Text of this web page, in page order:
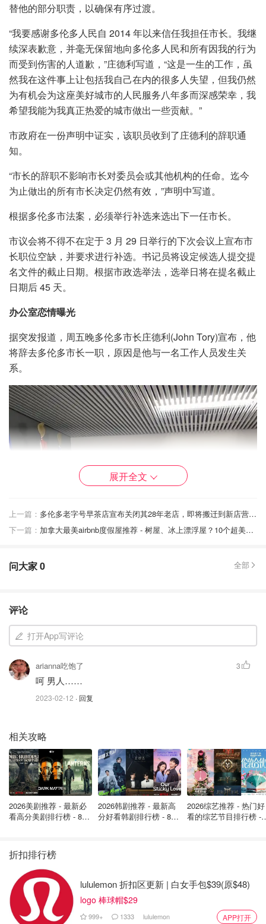
替他的部分职责，以确保有序过渡。
“我要感谢多伦多人民自 2014 年以来信任我担任市长。我继
续深表歉意，并毫无保留地向多伦多人民和所有因我的行为
而受到伤害的人道歉，”庄德利写道，“这是一生的工作，虽
然我在这件事上让包括我自己在内的很多人失望，但我仍然
为有机会为这座美好城市的人民服务八年多而深感荣幸，我
希望我能为我真正热爱的城市做出一些贡献。”
市政府在一份声明中证实，该职员收到了庄德利的辞职通
知。
“市长的辞职不影响市长对委员会或其他机构的任命。迄今
为止做出的所有市长决定仍然有效，”声明中写道。
根据多伦多市法案，必须举行补选来选出下一任市长。
市议会将不得不在定于 3 月 29 日举行的下次会议上宣布市
长职位空缺，并要求进行补选。书记员将设定候选人提交提
名文件的截止日期。根据市政选举法，选举日将在提名截止
日期后 45 天。
办公室恋情曝光
据突发报道，周五晚多伦多市长庄德利(John Tory)宣布，他
将辞去多伦多市长一职，原因是他与一名工作人员发生关
系。
庄德利在周五晚间的新闻发布会上宣布了这一消息。他说，
这段关系“不符合我作为市长和一个顾家男人的标准”。
据庄德利说，这段关系开始于COVID-19大流行期间，当时
他和妻子“长时间分开”。
任”。
他说，这段关系在今年早些时候“经双方同意结束”。
庄德利说，这名工作人员已经决定离开市政府，另找工作。
展开全文
上一篇：
多伦多老字号早茶店宣布关闭其28年老店，即将搬迁到新店营业！
下一篇：
加拿大最美airbnb度假屋推荐 - 树屋、冰上漂浮屋？10个超美小木屋感受大自然美丽！
问大家0 全部
评论
打开App写评论
arianna吃饱了
呵 男人……
2023-02-12 · 回复
3
相关攻略
2026美剧推荐 - 最新必
看高分美剧排行榜 - 8月
2026韩剧推荐 - 最新高
分好看韩剧排行榜 - 8月
2026综艺推荐 - 热门好
看的综艺节目排行榜 -
折扣排行榜
lululemon 折扣区更新 | 白女手包$39(原$48)
logo 棒球帽$29
999+ 1333 lululemon APP打开